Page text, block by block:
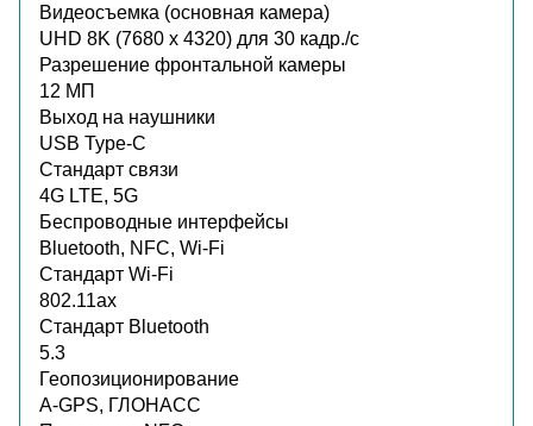
Видеосъемка (основная камера)
UHD 8K (7680 x 4320) для 30 кадр./c
Разрешение фронтальной камеры
12 МП
Выход на наушники
USB Type-C
Стандарт связи
4G LTE, 5G
Беспроводные интерфейсы
Bluetooth, NFC, Wi-Fi
Стандарт Wi-Fi
802.11ax
Стандарт Bluetooth
5.3
Геопозиционирование
A-GPS, ГЛОНАСС